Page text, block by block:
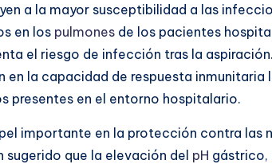
a la mayor susceptibilidad a las
en los pulmones de los pacientes
el riesgo de infección tras la
en la capacidad de respuesta inmunitaria
presentes en el entorno hospitalario.
importante en la protección contra las
sugerido que la elevación del pH gástrico,